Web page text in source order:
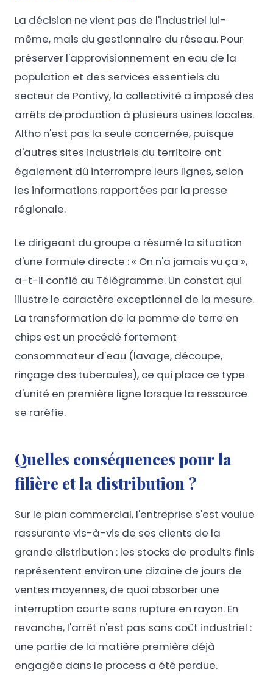
La décision ne vient pas de l'industriel lui-
même, mais du gestionnaire du réseau. Pour
préserver l'approvisionnement en eau de la
population et des services essentiels du
secteur de Pontivy, la collectivité a imposé des
arrêts de production à plusieurs usines locales.
Altho n'est pas la seule concernée, puisque
d'autres sites industriels du territoire ont
également dû interrompre leurs lignes, selon
les informations rapportées par la presse
régionale.
Le dirigeant du groupe a résumé la situation
d'une formule directe : « On n'a jamais vu ça »,
a-t-il confié au Télégramme. Un constat qui
illustre le caractère exceptionnel de la mesure.
La transformation de la pomme de terre en
chips est un procédé fortement
consommateur d'eau (lavage, découpe,
rinçage des tubercules), ce qui place ce type
d'unité en première ligne lorsque la ressource
se raréfie.
Quelles conséquences pour la
filière et la distribution ?
Sur le plan commercial, l'entreprise s'est voulue
rassurante vis-à-vis de ses clients de la
grande distribution : les stocks de produits finis
représentent environ une dizaine de jours de
ventes moyennes, de quoi absorber une
interruption courte sans rupture en rayon. En
revanche, l'arrêt n'est pas sans coût industriel :
une partie de la matière première déjà
engagée dans le process a été perdue.